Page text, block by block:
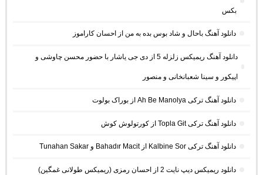
بکس
دانلود آهنگ باحال و شاد بوس بده به من از احسان کاراموز
دانلود آهنگ ریمیکس زلزله 5 از دی جی یاشار با حضور محسن چاوشی و
اپیکور و سینا شعبانخانی و منصور
دانلود آهنگ ترکی Ah Be Manolya از بوراک بولوت
دانلود آهنگ ترکی Topla Git از کورتولوش کوش
دانلود آهنگ ترکی Kalbine Sor از Bahadır Macit و Tunahan Sakar
دانلود ریمیکس دیپ نایت 2 از احسان رمزی (ریمیکس طولانی غمگین)